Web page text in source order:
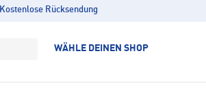
Kostenlose Rücksendung
WÄHLE DEINEN SHOP